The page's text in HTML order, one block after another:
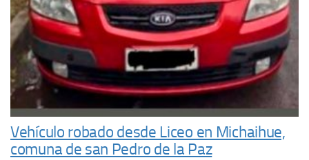
Vehículo robado desde Liceo en Michaihue,
comuna de san Pedro de la Paz